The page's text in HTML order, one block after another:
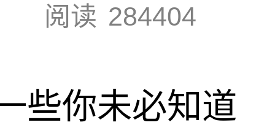
阅读 284404
些你未必知道